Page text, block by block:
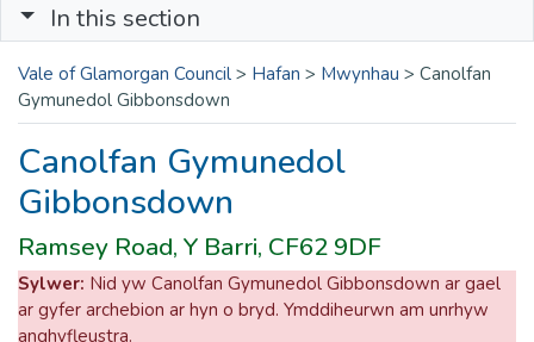
In this section
Vale of Glamorgan Council > Hafan > Mwynhau > Canolfan
Gymunedol Gibbonsdown
Canolfan Gymunedol
Gibbonsdown
Ramsey Road, Y Barri, CF62 9DF
Sylwer: Nid yw Canolfan Gymunedol Gibbonsdown ar gael
ar gyfer archebion ar hyn o bryd. Ymddiheurwn am unrhyw
anghyfleustra.